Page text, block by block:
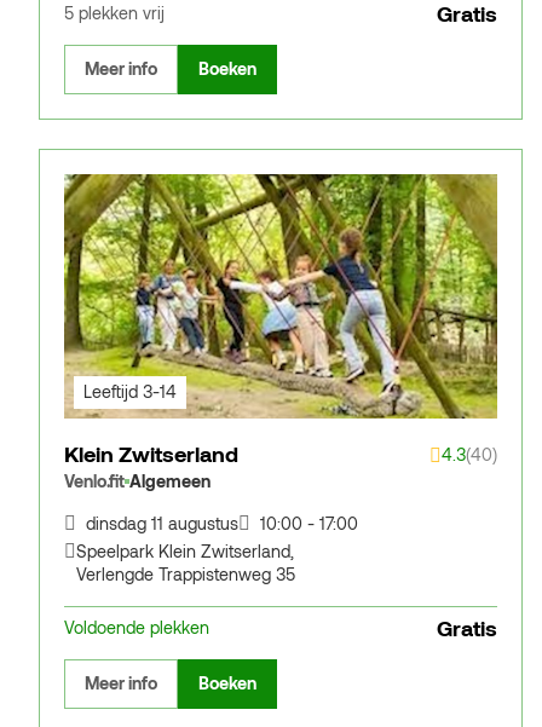
5 plekken vrij Gratis
Meer info Boeken
Leeftijd 3-14
Klein Zwitserland 4.3(40)
Venlo.fit Algemeen
dinsdag 11 augustus
10:00 - 17:00
Speelpark Klein Zwitserland
Verlengde Trappistenweg 35
Voldoende plekken Gratis
Meer info Boeken